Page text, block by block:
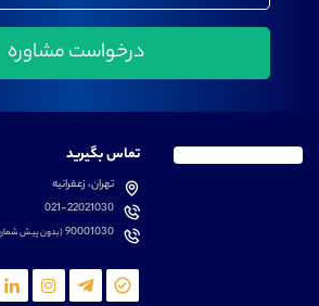
تماس بگیرید
تهران، زعفرانیه
021-22021030
90001030(بدون پیش